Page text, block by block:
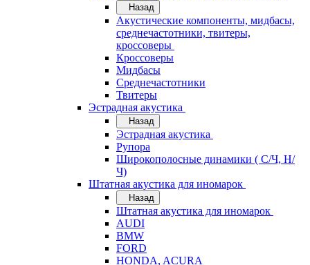
Назад
Акустические компоненты, мидбасы,
среднечастотники, твитеры,
кроссоверы
Кроссоверы
Мидбасы
Среднечастотники
Твитеры
Эстрадная акустика
Назад
Эстрадная акустика
Рупора
Широкополосные динамики ( С/Ч, Н/
Ч)
Штатная акустика для иномарок
Назад
Штатная акустика для иномарок
AUDI
BMW
FORD
HONDA, ACURA